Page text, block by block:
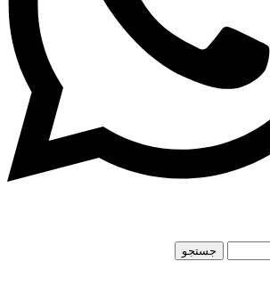
جستجو